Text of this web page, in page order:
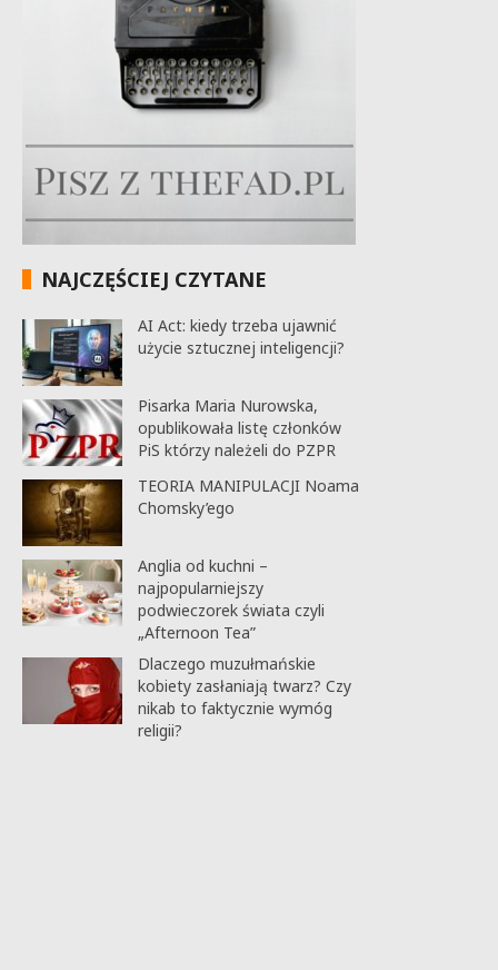
NAJCZĘŚCIEJ CZYTANE
AI Act: kiedy trzeba ujawnić
użycie sztucznej inteligencji?
Pisarka Maria Nurowska,
opublikowała listę członków
PiS którzy należeli do PZPR
TEORIA MANIPULACJI Noama
Chomsky’ego
Anglia od kuchni –
najpopularniejszy
podwieczorek świata czyli
„Afternoon Tea”
Dlaczego muzułmańskie
kobiety zasłaniają twarz? Czy
nikab to faktycznie wymóg
religii?